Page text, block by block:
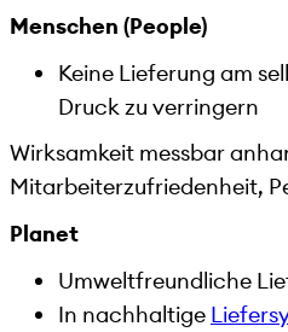
Menschen (People)
Keine Lieferung am
Druck zu verringern
Wirksamkeit messbar
Mitarbeiterzufriedenheit,
Planet
Umweltfreundliche
In nachhaltige